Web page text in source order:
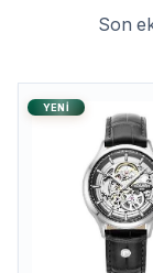
Son
YENI